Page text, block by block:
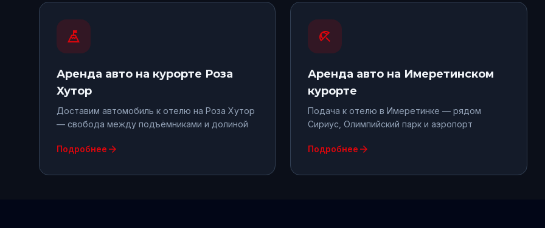
mountain_flag
Аренда авто на курорте Роза
Хутор
Доставим автомобиль к отелю на Роза Хутор
— свобода между подъёмниками и долиной
Подробнее arrow_forward
beach_access
Аренда авто на Имеретинском
курорте
Подача к отелю в Имеретинке — рядом
Сириус, Олимпийский парк и аэропорт
Подробнее arrow_forward